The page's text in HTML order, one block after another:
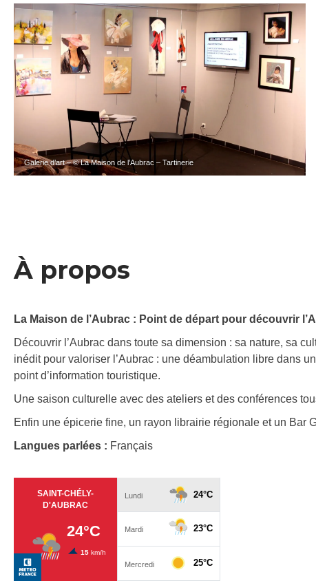
Galerie d’art – © La Maison de l’Aubrac – Tartinerie
À propos
La Maison de l’Aubrac : Point de départ pour découvrir
Découvrir l’Aubrac dans toute sa dimension : sa nature, sa
inédit pour valoriser l’Aubrac : une déambulation libre dans
point d’information touristique.
Une saison culturelle avec des ateliers et des conférences
Enfin une épicerie fine, un rayon librairie régionale et un Bar
Langues parlées : Français